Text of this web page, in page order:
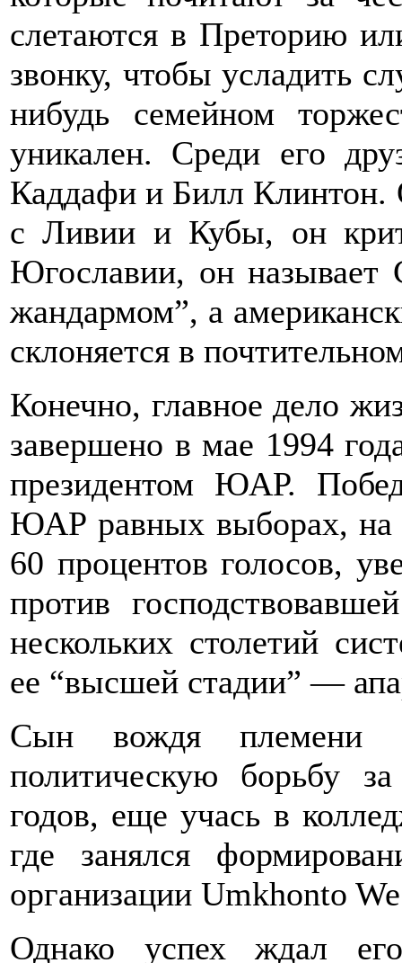
слетаются в Преторию
звонку, чтобы усладить
нибудь семейном
уникален. Среди его
Каддафи и Билл Клинтон.
с Ливии и Кубы, он
Югославии, он
жандармом”, а
склоняется в
Конечно, главное дело
завершено в мае 1994
президентом ЮАР.
ЮАР равных выборах, на
60 процентов голосов,
против
нескольких столетий
ее “высшей стадии” —
Сын вождя племени
политическую борьбу
годов, еще учась в
где занялся
организации Umkhonto
Однако успех ждал